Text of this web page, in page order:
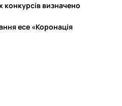
конкурсів визначено
есе «Коронація